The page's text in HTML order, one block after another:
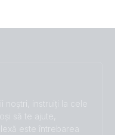
noștri, instruiți la cele
să te ajute,
este întrebarea